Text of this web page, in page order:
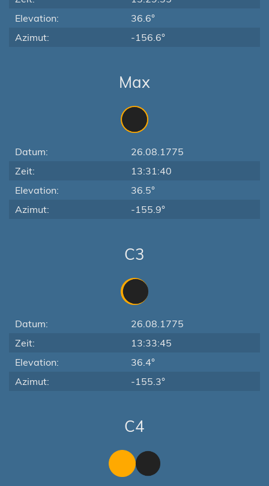
Elevation:
36.6°
Azimut:
-156.6°
Max
Datum:
26.08.1775
Zeit:
13:31:40
Elevation:
36.5°
Azimut:
-155.9°
C3
Datum:
26.08.1775
Zeit:
13:33:45
Elevation:
36.4°
Azimut:
-155.3°
C4